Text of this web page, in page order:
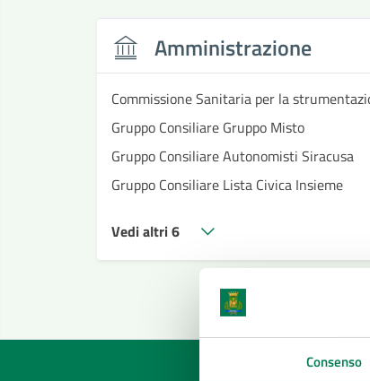
Consenso
Amministrazione
Commissione Sanitaria per la
Gruppo Consiliare Gruppo Misto
Gruppo Consiliare Autonomisti Siracusa
Gruppo Consiliare Lista Civica Insieme
Vedi altri 6